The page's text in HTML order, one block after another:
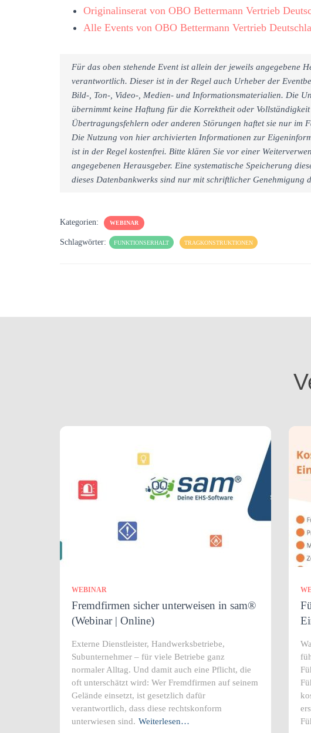
Originalinserat von OBO Bettermann Vertrieb
Alle Events von OBO Bettermann Vertrieb
Für das oben stehende Event ist allein der jeweils angegebene
verantwortlich. Dieser ist in der Regel auch Urheber der
Bild-, Ton-, Video-, Medien- und Informationsmaterialien. Die
übernimmt keine Haftung für die Korrektheit oder
Übertragungsfehlern oder anderen Störungen haftet sie nur im
Die Nutzung von hier archivierten Informationen zur
ist in der Regel kostenfrei. Bitte klären Sie vor einer
angegebenen Herausgeber. Eine systematische Speicherung
dieses Datenbankwerks sind nur mit schriftlicher Genehmigung
Kategorien: WEBINAR
Schlagwörter: FUNKTIONSERHALT TRAGKONSTRUKTIONEN
WEBINAR
Fremdfirmen sicher unterweisen in sam®
(Webinar | Online)
Externe Dienstleister, Handwerksbetriebe,
Subunternehmer – für viele Betriebe ganz
normaler Alltag. Und damit auch eine Pflicht, die
oft unterschätzt wird: Wer Fremdfirmen auf seinem
Gelände einsetzt, ist gesetzlich dafür
verantwortlich, dass diese rechtskonform
unterwiesen sind. Weiterlesen…